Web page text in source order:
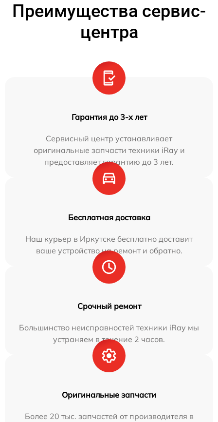
Преимущества сервис-
центра
Гарантия до 3-х лет
Сервисный центр устанавливает
оригинальные запчасти техники iRay и
предоставляет гарантию до 3 лет.
Бесплатная доставка
Наш курьер в Иркутске бесплатно доставит
ваше устройство на ремонт и обратно.
Срочный ремонт
Большинство неисправностей техники iRay мы
устраняем в течение 2 часов.
Оригинальные запчасти
Более 20 тыс. запчастей от производителя в